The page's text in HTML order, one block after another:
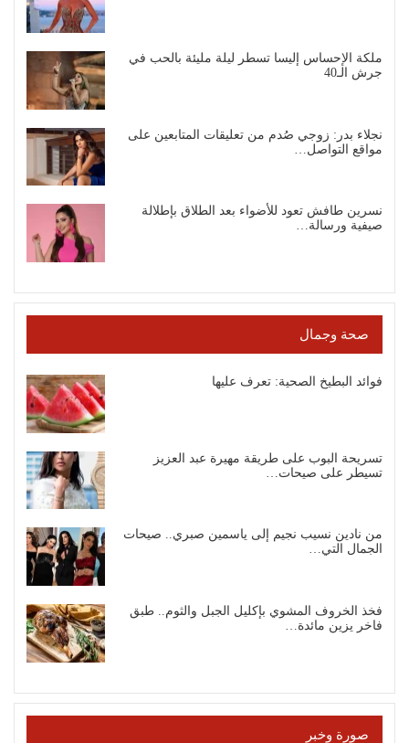
ملكة الإحساس إليسا تسطر ليلة مليئة بالحب في
جرش الـ40
نجلاء بدر: زوجي صُدم من تعليقات المتابعين على
مواقع التواصل…
نسرين طافش تعود للأضواء بعد الطلاق بإطلالة
صيفية ورسالة…
صحة وجمال
فوائد البطيخ الصحية: تعرف عليها
تسريحة البوب على طريقة مهيرة عبد العزيز
تسيطر على صيحات…
من نادين نسيب نجيم إلى ياسمين صبري.. صيحات
الجمال التي…
فخذ الخروف المشوي بإكليل الجبل والثوم.. طبق
فاخر يزين مائدة…
صورة وخبر